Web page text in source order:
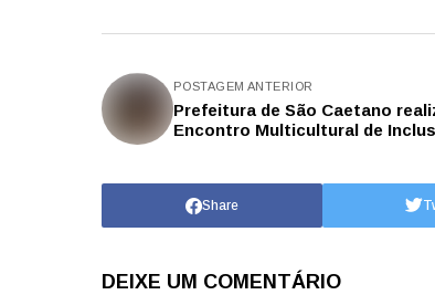
POSTAGEM ANTERIOR
Prefeitura de São Caetano
Encontro Multicultural de
Share
DEIXE UM COMENTÁRIO